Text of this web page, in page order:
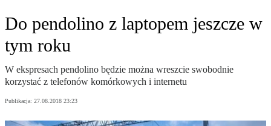
Do pendolino z laptopem jeszcze w
tym roku
W ekspresach pendolino będzie można wreszcie swobodnie
korzystać z telefonów komórkowych i internetu
Publikacja: 27.08.2018 23:23